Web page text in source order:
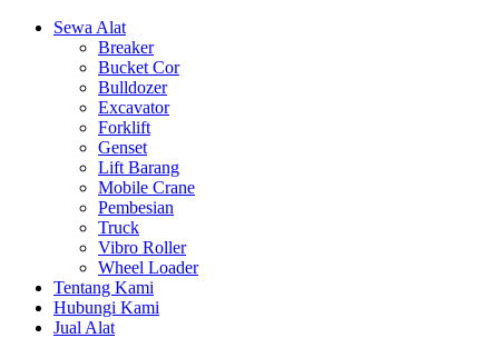
Sewa Alat
Breaker
Bucket Cor
Bulldozer
Excavator
Forklift
Genset
Lift Barang
Mobile Crane
Pembesian
Truck
Vibro Roller
Wheel Loader
Tentang Kami
Hubungi Kami
Jual Alat